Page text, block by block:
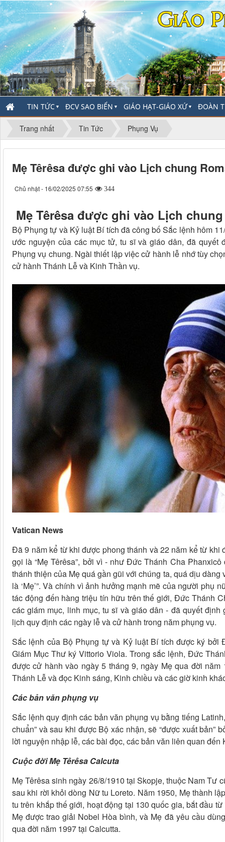
TIN TỨC ▼ ĐCV SAO BIỂN ▼ GIÁO HẠT-GIÁO XỨ▼ ĐOÀN
Trang nhất Tin Tức Phụng Vụ
Mẹ Têrêsa được ghi vào Lịch chung
Chủ nhật - 16/02/2025 07:55 344
Mẹ Têrêsa được ghi vào Lịch
Bộ Phụng tự và Kỷ luật Bí tích đã công bố Sắc lệnh hôm
ước nguyện của các mục tử, tu sĩ và giáo dân, đã
Phụng vụ chung. Ngài thiết lập việc cử hành lễ nhớ tùy
cử hành Thánh Lễ và Kinh Thần vụ.
Vatican News
Đã 9 năm kể từ khi được phong thánh và 22 năm kể từ
gọi là “Mẹ Têrêsa”, bởi vì - như Đức Thánh Cha
thánh thiện của Mẹ quá gần gũi với chúng ta, quá dịu
là ‘Mẹ’”. Và chính vì ảnh hưởng mạnh mẽ của người phụ
tác động đến hàng triệu tín hữu trên thế giới, Đức Thánh
các giám mục, linh mục, tu sĩ và giáo dân - đã quyết
lịch quy định các ngày lễ và cử hành trong năm phụng vụ.
Sắc lệnh của Bộ Phụng tự và Kỷ luật Bí tích được ký
Giám Mục Thư ký Vittorio Viola. Trong sắc lệnh, Đức
được cử hành vào ngày 5 tháng 9, ngày Mẹ qua đời
Thánh Lễ và đọc Kinh sáng, Kinh chiều và các giờ kinh
Các bản văn phụng vụ
Sắc lệnh quy định các bản văn phụng vụ bằng tiếng
chuẩn” và sau khi được Bộ xác nhận, sẽ “được xuất bản”
lời nguyện nhập lễ, các bài đọc, các bản văn liên quan
Cuộc đời Mẹ Têrêsa Calcuta
Mẹ Têrêsa sinh ngày 26/8/1910 tại Skopje, thuộc Nam Tư
sau khi rời khỏi dòng Nữ tu Loreto. Năm 1950, Mẹ thành
tu trên khắp thế giới, hoạt động tại 130 quốc gia, bắt đầu
Mẹ được trao giải Nobel Hòa bình, và Mẹ đã yêu cầu
qua đời năm 1997 tại Calcutta.